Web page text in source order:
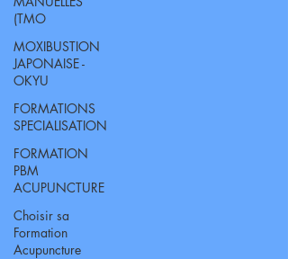
(TMO
MOXIBUSTION
JAPONAISE -
OKYU
FORMATIONS
SPECIALISATION
FORMATION
PBM
ACUPUNCTURE
Choisir sa
Formation
Acupuncture